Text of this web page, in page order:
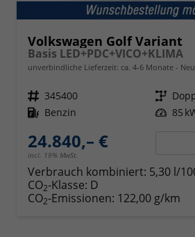
Volkswagen Golf Variant
Basis LED+PDC+VICO+KLIMA
unverbindliche Lieferzeit: ca. 4-6 Monate
Fahrzeugnr. 345400 Getriebe
Kraftstoff Benzin Leistung 85
24.840,– €
incl. 19% MwSt.
Verbrauch kombiniert: 5,30 l/
CO2-Klasse: D
CO2-Emissionen: 122,00 g/km